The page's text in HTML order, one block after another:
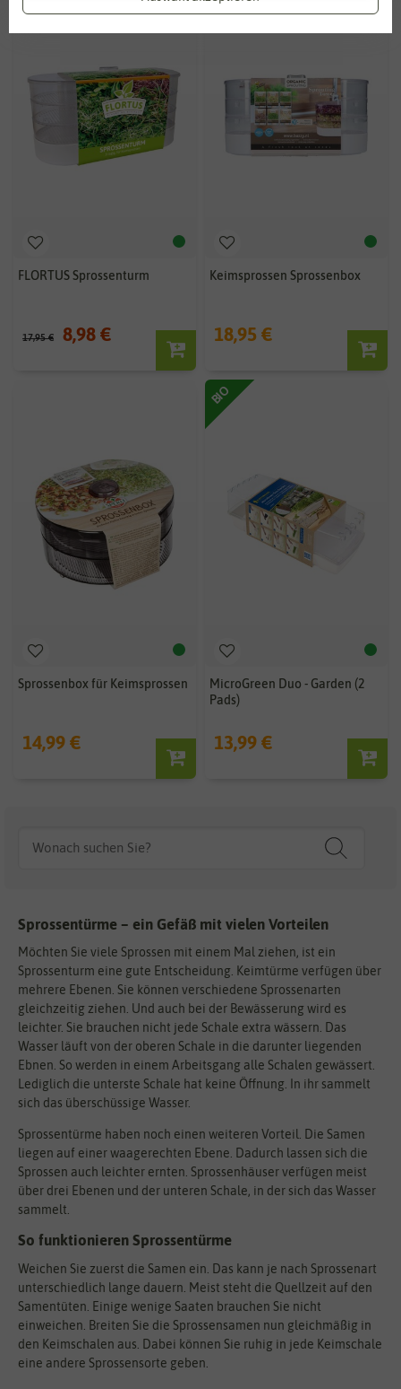
FLORTUS Sprossenturm
17,95 € 8,98 €
Keimsprossen Sprossenbox
18,95 €
Sprossenbox für Keimsprossen
14,99 €
BIO
MicroGreen Duo - Garden (2
Pads)
13,99 €
Sprossentürme – ein Gefäß mit vielen Vorteilen
Möchten Sie viele Sprossen mit einem Mal ziehen, ist ein
Sprossenturm eine gute Entscheidung. Keimtürme verfügen über
mehrere Ebenen. Sie können verschiedene Sprossenarten
gleichzeitig ziehen. Und auch bei der Bewässerung wird es
leichter. Sie brauchen nicht jede Schale extra wässern. Das
Wasser läuft von der oberen Schale in die darunter liegenden
Ebnen. So werden in einem Arbeitsgang alle Schalen gewässert.
Lediglich die unterste Schale hat keine Öffnung. In ihr sammelt
sich das überschüssige Wasser.
Sprossentürme haben noch einen weiteren Vorteil. Die Samen
liegen auf einer waagerechten Ebene. Dadurch lassen sich die
Sprossen auch leichter ernten. Sprossenhäuser verfügen meist
über drei Ebenen und der unteren Schale, in der sich das Wasser
sammelt.
So funktionieren Sprossentürme
Weichen Sie zuerst die Samen ein. Das kann je nach Sprossenart
unterschiedlich lange dauern. Meist steht die Quellzeit auf den
Samentüten. Einige wenige Saaten brauchen Sie nicht
einweichen. Breiten Sie die Sprossensamen nun gleichmäßig in
den Keimschalen aus. Dabei können Sie ruhig in jede Keimschale
eine andere Sprossensorte geben.